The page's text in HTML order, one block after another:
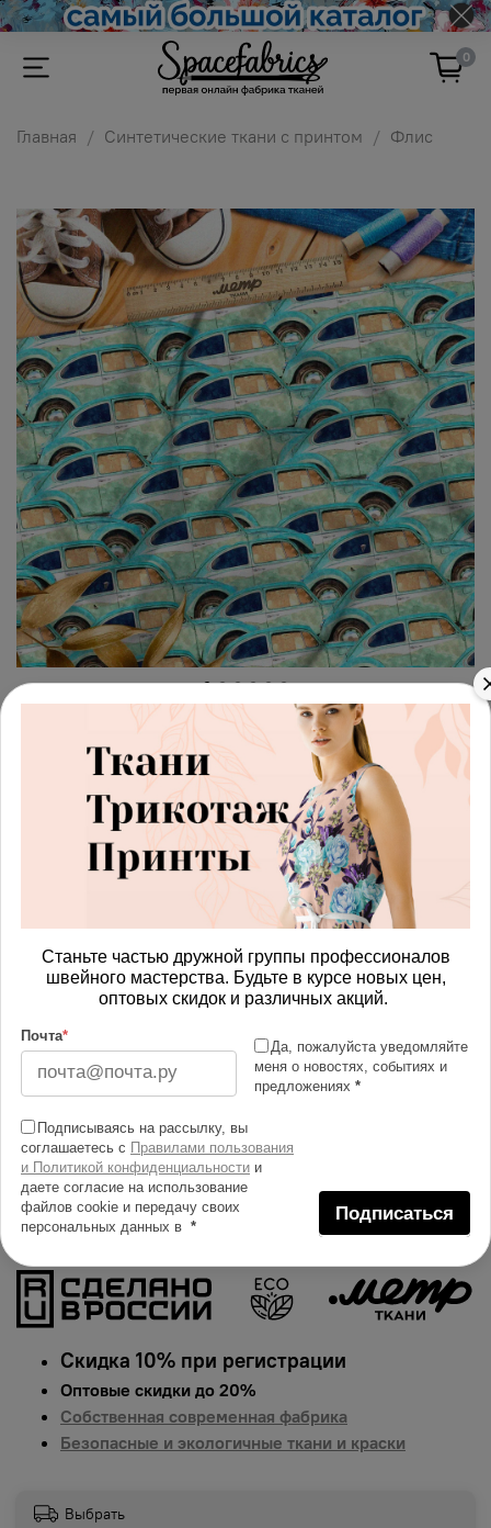
0
Главная Синтетические ткани с принтом Флис
(0) арт.42871378_fleece
Ткань флис автопарк
бирюзовых машин
Получить доступ к оптовым ценам
684.00 руб
В корзину
Изменить масштаб
Купить в 1 клик
Добавить в сравнение
Описание тканей
Яркий и сочный принт на ткани флис. Гарантированная
долговечность цвета, идеально подходит для одежды,
домашнего текстиля и аксессуаров.
Цена указана за 1
п.м.
Скидка 10% при регистрации
Оптовые скидки до 20%
Собственная современная фабрика
Безопасные и экологичные ткани и краски
Выбрать
Станьте частью дружной группы профессионалов
швейного мастерства. Будьте в курсе новых цен,
оптовых скидок и различных акций.
Почта*
Да, пожалуйста уведомляйте
меня о новостях, событиях и
предложениях *
Подписываясь на рассылку, вы
соглашаетесь с Правилами пользования
и Политикой конфиденциальности и
даете согласие на использование
файлов cookie и передачу своих
персональных данных в *
Подписаться